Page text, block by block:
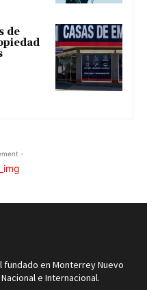
de
-
en Monterrey Nuevo
e Internacional.